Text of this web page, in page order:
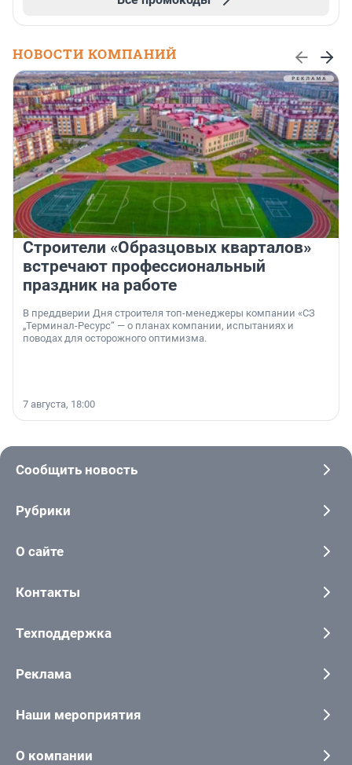
НОВОСТИ КОМПАНИЙ
Строители «Образцовых кварталов»
встречают профессиональный
праздник на работе
В преддверии Дня строителя топ-менеджеры компании «СЗ
„Терминал-Ресурс“ — о планах компании, испытаниях и
поводах для осторожного оптимизма.
7 августа, 18:00
Сообщить новость
Рубрики
О сайте
Контакты
Техподдержка
Реклама
Наши мероприятия
О компании